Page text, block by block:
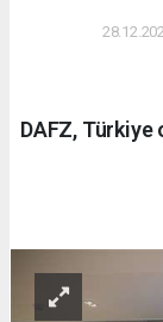
DAFZ, Türkiye